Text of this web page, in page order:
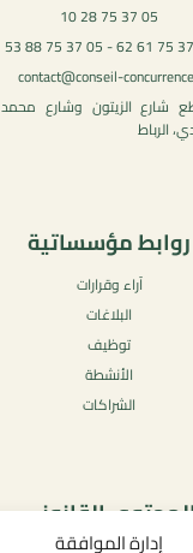
إدارة الموافقة
05 37 75 28 10
contact@conseil-
شارع الزيتون وشارع محمد
الرباط
روابط مؤسساتية
آراء وقرارات
البلاغات
توظيف
الأنشطة
الشراكات
القانوني